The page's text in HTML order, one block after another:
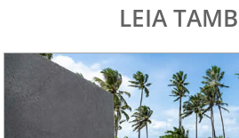
LEIA